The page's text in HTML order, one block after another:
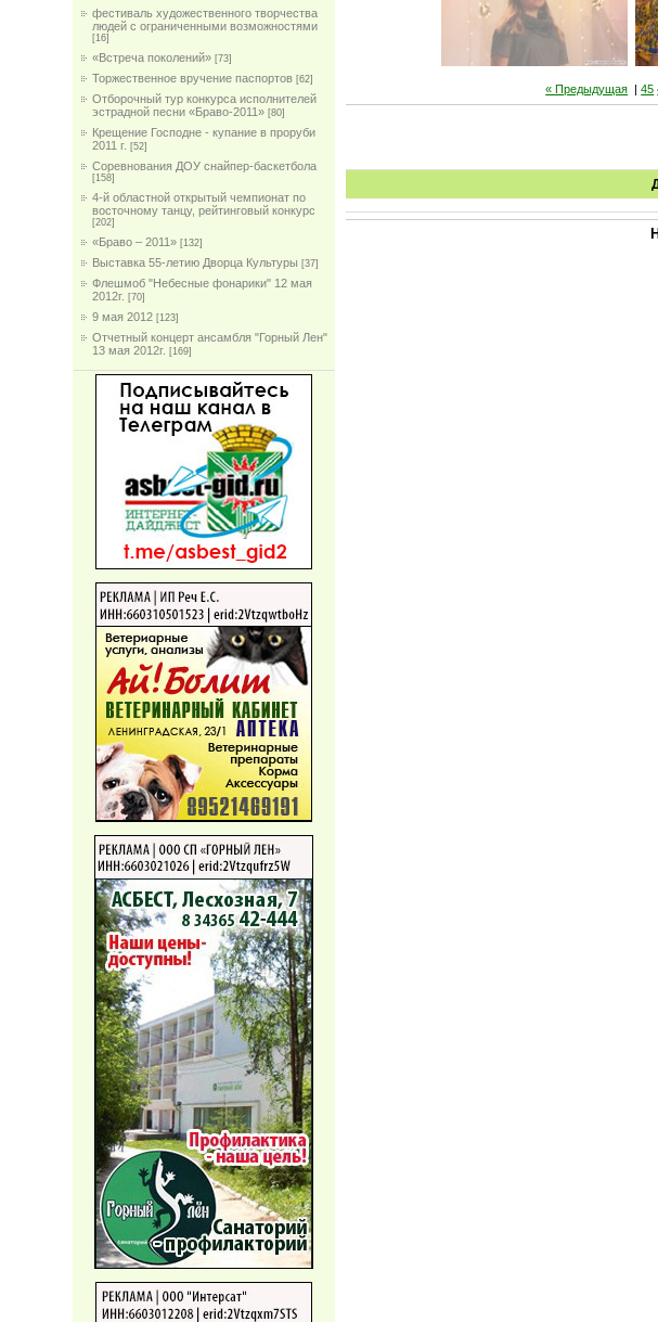
фестиваль художественного творчества
людей с ограниченными возможностями
[16]
«Встреча поколений» [73]
Торжественное вручение паспортов [62]
Отборочный тур конкурса исполнителей
эстрадной песни «Браво-2011» [80]
Крещение Господне - купание в проруби
2011 г. [52]
Соревнования ДОУ снайпер-баскетбола
[158]
4-й областной открытый чемпионат по
восточному танцу, рейтинговый конкурс
[202]
«Браво – 2011» [132]
Выставка 55-летию Дворца Культуры [37]
Флешмоб "Небесные фонарики" 12 мая
2012г. [70]
9 мая 2012 [123]
Отчетный концерт ансамбля "Горный Лен"
13 мая 2012г. [169]
« Предыдущая |45